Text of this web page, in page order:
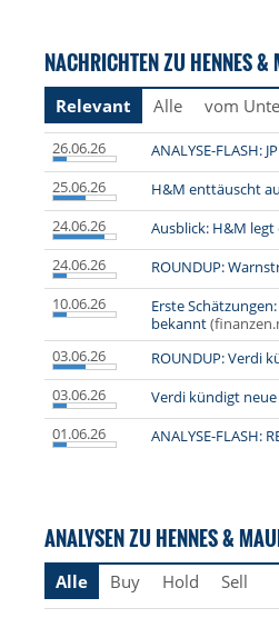
NACHRICHTEN ZU HENNES
Relevant Alle vom
26.06.26 ANALYSE-FLASH:
25.06.26
H&M enttäuscht
24.06.26
Ausblick: H&M
24.06.26
ROUNDUP:
10.06.26
Erste
bekannt
03.06.26
ROUNDUP: Verdi
03.06.26
Verdi kündigt
01.06.26
ANALYSE-FLASH:
ANALYSEN ZU HENNES &
Alle Buy Hold Sell